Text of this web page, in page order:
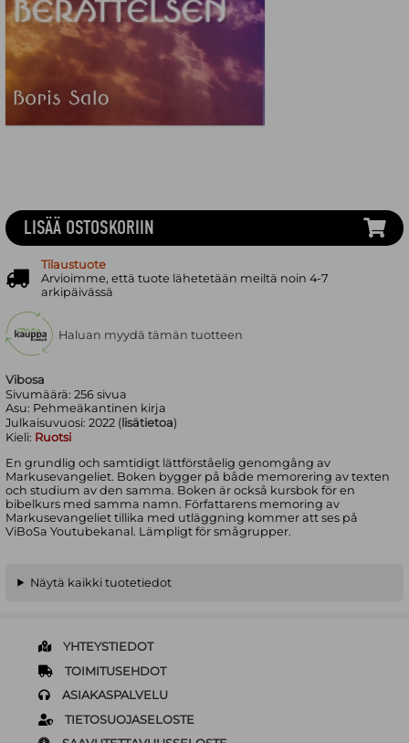
Vibosa
Sivumäärä:256 sivua
Asu: Pehmeäkantinen kirja
Julkaisuvuosi:2022 ( lisätietoa)
Kieli: Ruotsi
En grundlig och samtidigt lättförståelig genomgång av
Markusevangeliet. Boken bygger på både memorering av texten
och studium av den samma. Boken är också kursbok för en
bibelkurs med samma namn. Författarens memoring av
Markusevangeliet tillika med utläggning kommer att ses på
ViBoSa Youtubekanal. Lämpligt för smågrupper.
LISÄÄ OSTOSKORIIN
Tilaustuote
Arvioimme, että tuote lähetetään meiltä noin 4-7
arkipäivässä
Haluan myydä tämän tuotteen
Näytä kaikki tuotetiedot
YHTEYSTIEDOT
TOIMITUSEHDOT
ASIAKASPALVELU
TIETOSUOJASELOSTE